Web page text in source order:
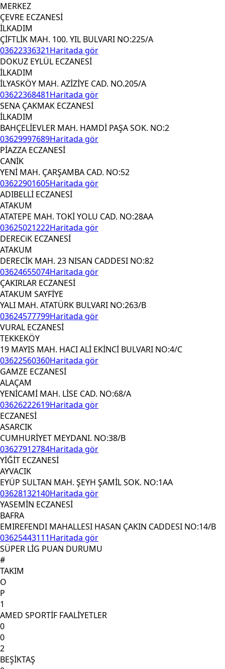
MERKEZ
ÇEVRE ECZANESİ
İLKADIM
ÇİFTLİK MAH. 100. YIL BULVARI NO:225/A
03622336321Haritada gör
DOKUZ EYLÜL ECZANESİ
İLKADIM
İLYASKÖY MAH. AZİZİYE CAD. NO.205/A
03622368481Haritada gör
SENA ÇAKMAK ECZANESİ
İLKADIM
BAHÇELİEVLER MAH. HAMDİ PAŞA SOK. NO:2
03629997689Haritada gör
PİAZZA ECZANESİ
CANİK
YENİ MAH. ÇARŞAMBA CAD. NO:52
03622901605Haritada gör
ADIBELLİ ECZANESİ
ATAKUM
ATATEPE MAH. TOKİ YOLU CAD. NO:28AA
03625021222Haritada gör
DERECiK ECZANESİ
ATAKUM
DERECİK MAH. 23 NISAN CADDESI NO:82
03624655074Haritada gör
ÇAKIRLAR ECZANESİ
ATAKUM SAYFİYE
YALI MAH. ATATÜRK BULVARI NO:263/B
03624577799Haritada gör
VURAL ECZANESİ
TEKKEKÖY
19 MAYIS MAH. HACI ALİ EKİNCİ BULVARI NO:4/C
03622560360Haritada gör
GAMZE ECZANESİ
ALAÇAM
YENİCAMİ MAH. LİSE CAD. NO:68/A
03626222619Haritada gör
ECZANESİ
ASARCIK
CUMHURİYET MEYDANI. NO:38/B
03627912784Haritada gör
YİĞİT ECZANESİ
AYVACIK
EYÜP SULTAN MAH. ŞEYH ŞAMİL SOK. NO:1AA
03628132140Haritada gör
YASEMİN ECZANESİ
BAFRA
EMIREFENDI MAHALLESI HASAN ÇAKIN CADDESI NO:14/B
03625443111Haritada gör
SÜPER LİG PUAN DURUMU
#
TAKIM
O
P
1
AMED SPORTİF FAALİYETLER
0
0
2
BEŞİKTAŞ